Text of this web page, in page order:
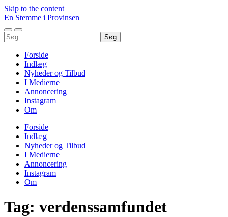
Skip to the content
En Stemme i Provinsen
Toggle
mobile
Toggle
search
Søg
efter:
Forside
Indlæg
Nyheder og Tilbud
I Medierne
Annoncering
Instagram
Om
Forside
Indlæg
Nyheder og Tilbud
I Medierne
Annoncering
Instagram
Om
Tag: verdenssamfundet